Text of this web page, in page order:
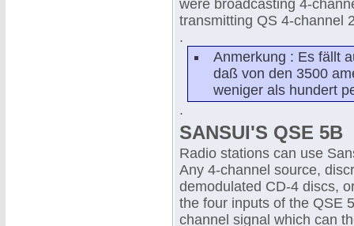
were broadcasting 4-
transmitting QS 4-channel
.
Anmerkung : Es fällt
daß von den 3500
weniger als hundert
.
SANSUI'S QSE 5B
Radio stations can use
Any 4-channel source,
demodulated CD-4 discs,
the four inputs of the QSE
channel signal which can